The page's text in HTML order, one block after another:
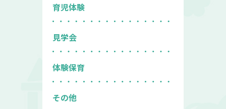
育児体験
見学会
体験保育
その他